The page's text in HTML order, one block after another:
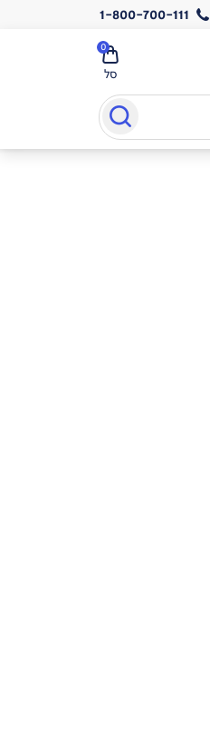
1-800-700-111
סל
0